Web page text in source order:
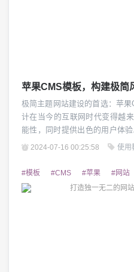
苹果CMS模板，构建极简
极简主题网站建设的首选：苹果CMS模板 极简主
计在当今的互联网时代变得越
能性，同时提供出色的用户体
强大、操作简便、适合构建极简风格
元素的合理排列和内容的整洁
理念影响，采用扁平化、纯色...
2024-07-16 00:25:58 使用
#模板 #CMS #苹果 #网站